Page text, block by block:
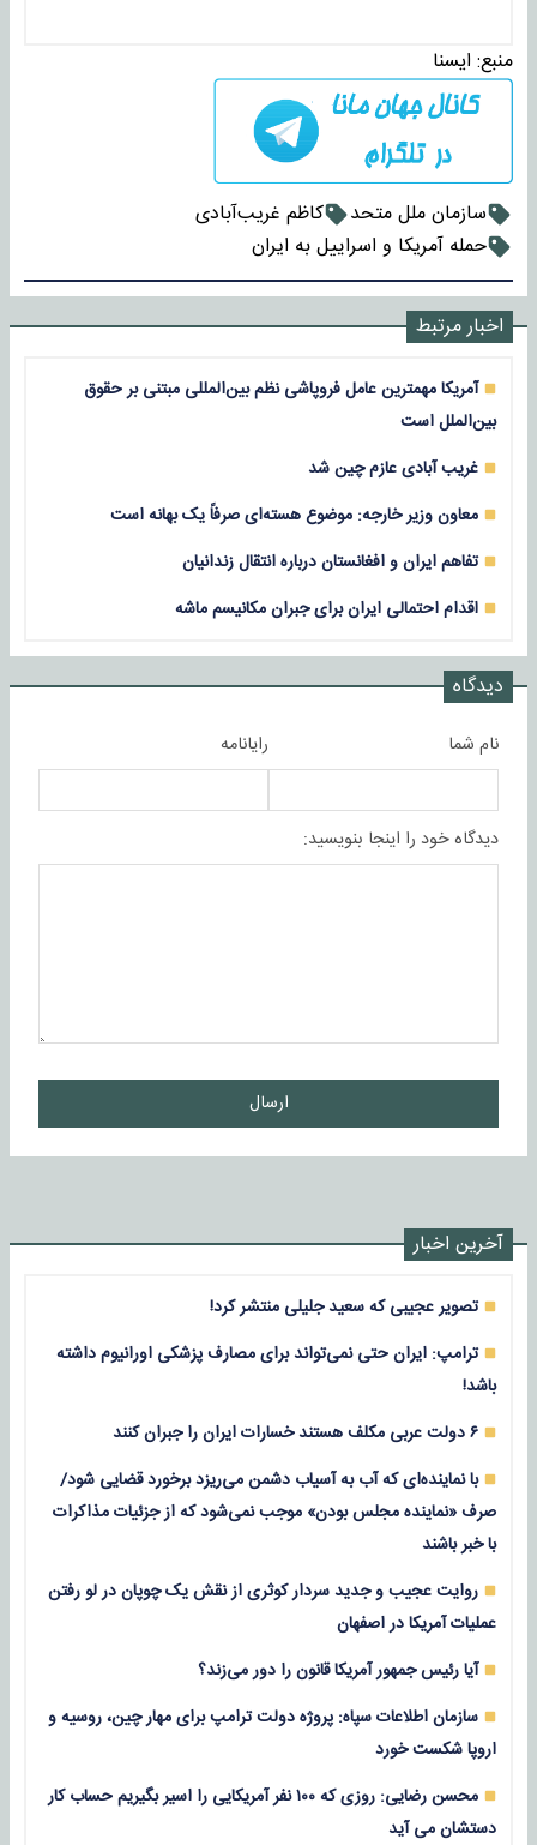
منبع: ايسنا
سازمان ملل متحد
کاظم غریب‌آبادی
حمله آمریکا و اسراییل به ایران
اخبار مرتبط
آمریکا مهمترین عامل فروپاشی نظم بین‌المللی مبتنی بر حقوق
بین‌الملل است
غریب آبادی عازم چین شد
معاون وزیر خارجه: موضوع هسته‌ای صرفاً یک بهانه است
تفاهم ایران و افغانستان درباره انتقال زندانیان
اقدام احتمالی ایران برای جبران مکانیسم ماشه
دیدگاه
نام شما رایانامه
دیدگاه خود را اینجا بنویسید:
ارسال
آخرین اخبار
تصویر عجیبی که سعید جلیلی منتشر کرد!
ترامپ: ایران حتی نمی‌تواند برای مصارف پزشکی اورانیوم داشته
باشد!
۶ دولت عربی مکلف هستند خسارات ایران را جبران کنند
با نماینده‌ای که آب به آسیاب دشمن می‌ریزد برخورد قضایی شود/
صرف «نماینده مجلس بودن» موجب نمی‌شود که از جزئیات مذاکرات
با خبر باشند
روایت عجیب و جدید سردار کوثری از نقش یک چوپان در لو رفتن
عملیات آمریکا در اصفهان
آیا رئیس جمهور آمریکا قانون را دور می‌زند؟
سازمان اطلاعات سپاه: پروژه دولت ترامپ برای مهار چین، روسیه و
اروپا شکست خورد
محسن رضایی: روزی که ۱۰۰ نفر آمریکایی را اسیر بگیریم حساب کار
دستشان می آید